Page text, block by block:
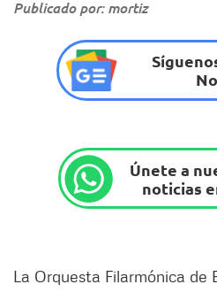
Publicado por: mortiz
Únete a
noticias
La Orquesta Filarmónica de